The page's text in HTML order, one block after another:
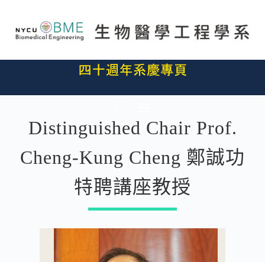
Distinguished Chair Prof.
Cheng-Kung Cheng 鄭誠功
特聘講座教授